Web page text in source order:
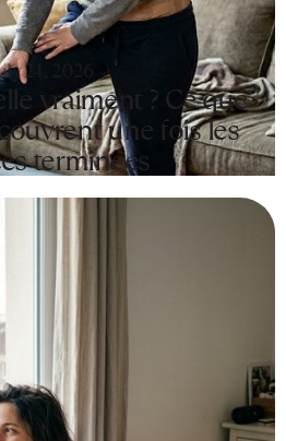
24, 2026
vraiment ? Ce que
une fois les
terminées